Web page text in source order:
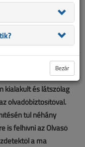
védelmi eszközök
kialakult és látszólag
olvadóbiztosítóval.
túl néhány
is felhívni az Olvasó
a ma
Bezár